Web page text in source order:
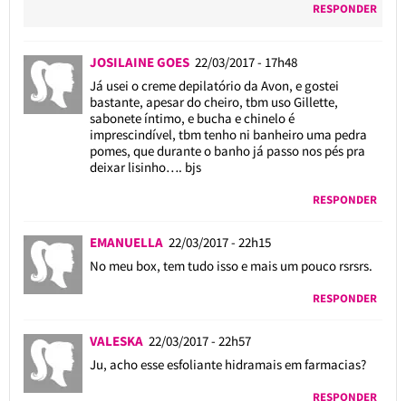
RESPONDER
JOSILAINE GOES 22/03/2017 - 17h48
Já usei o creme depilatório da Avon, e gostei
bastante, apesar do cheiro, tbm uso Gillette,
sabonete íntimo, e bucha e chinelo é
imprescindível, tbm tenho ni banheiro uma pedra
pomes, que durante o banho já passo nos pés pra
deixar lisinho…. bjs
RESPONDER
EMANUELLA 22/03/2017 - 22h15
No meu box, tem tudo isso e mais um pouco rsrsrs.
RESPONDER
VALESKA 22/03/2017 - 22h57
Ju, acho esse esfoliante hidramais em farmacias?
RESPONDER